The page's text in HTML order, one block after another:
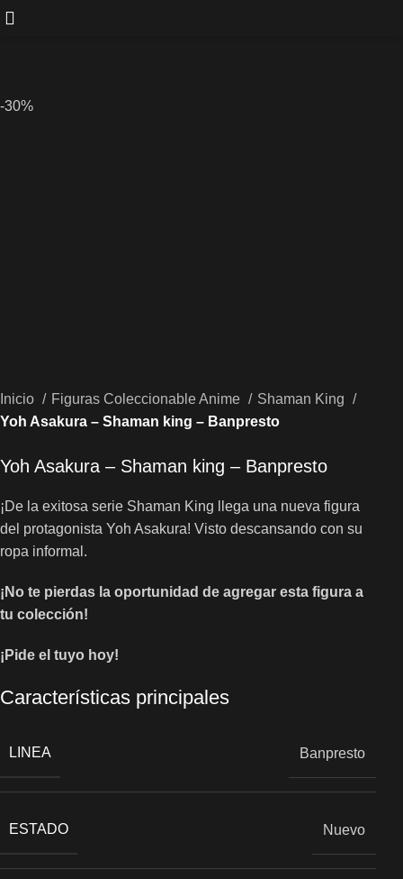
-30%
Inicio Figuras Coleccionable Anime
Shaman King
Yoh Asakura – Shaman king – Banpresto
Yoh Asakura – Shaman king – Banpresto
¡De la exitosa serie Shaman King llega una nueva figura
del protagonista Yoh Asakura! Visto descansando con su
ropa informal.
¡No te pierdas la oportunidad de agregar esta figura a
tu colección!
¡Pide el tuyo hoy!
Características principales
LINEA Banpresto
ESTADO Nuevo